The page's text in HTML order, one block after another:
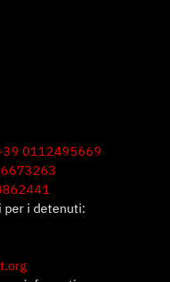
0112495669
per i detenuti: